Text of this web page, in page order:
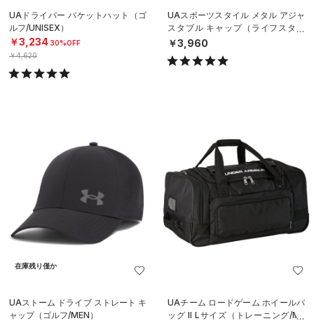
UAドライバー バケットハット（ゴ
ルフ/UNISEX）
￥3,23430%OFF
￥4,620
UAスポーツスタイル メタル アジャ
スタブル キャップ（ライフスタイ
ル/MEN）
￥3,960
在庫残り僅か
UAストーム ドライブ ストレート キ
ャップ（ゴルフ/MEN）
UAチーム ロードゲーム ホイールバ
ッグ II Lサイズ（トレーニング/ME